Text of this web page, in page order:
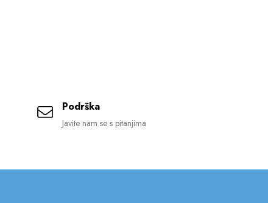
Podrška
Javite nam se s pitanjima